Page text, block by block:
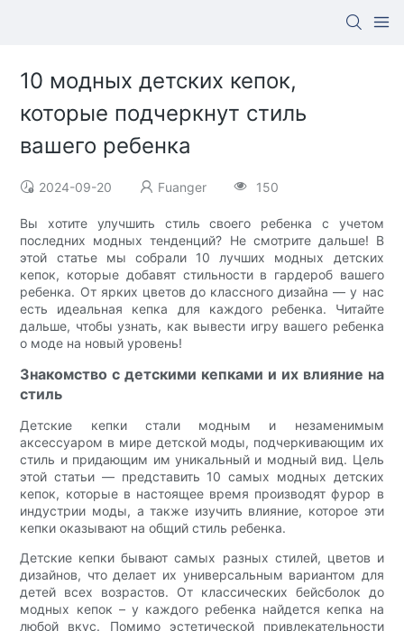
10 модных детских кепок,
которые подчеркнут стиль
вашего ребенка
2024-09-20 Fuanger 150
Вы хотите улучшить стиль своего ребенка с учетом
последних модных тенденций? Не смотрите дальше! В
этой статье мы собрали 10 лучших модных детских
кепок, которые добавят стильности в гардероб вашего
ребенка. От ярких цветов до классного дизайна — у нас
есть идеальная кепка для каждого ребенка. Читайте
дальше, чтобы узнать, как вывести игру вашего ребенка
о моде на новый уровень!
Знакомство с детскими кепками и их влияние на
стиль
Детские кепки стали модным и незаменимым
аксессуаром в мире детской моды, подчеркивающим их
стиль и придающим им уникальный и модный вид. Цель
этой статьи — представить 10 самых модных детских
кепок, которые в настоящее время производят фурор в
индустрии моды, а также изучить влияние, которое эти
кепки оказывают на общий стиль ребенка.
Детские кепки бывают самых разных стилей, цветов и
дизайнов, что делает их универсальным вариантом для
детей всех возрастов. От классических бейсболок до
модных кепок – у каждого ребенка найдется кепка на
любой вкус. Помимо эстетической привлекательности